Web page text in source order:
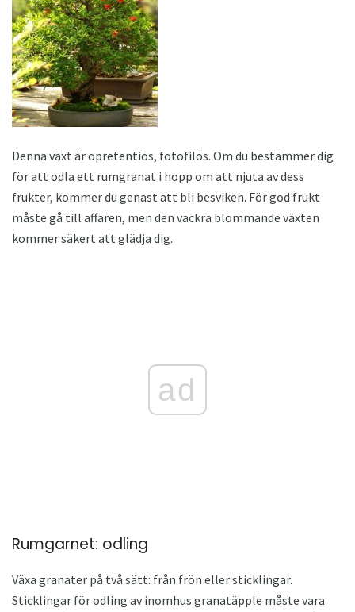
Denna växt är opretentiös, fotofilös. Om du bestämmer dig
för att odla ett rumgranat i hopp om att njuta av dess
frukter, kommer du genast att bli besviken. För god frukt
måste gå till affären, men den vackra blommande växten
kommer säkert att glädja dig.
ad
Rumgarnet: odling
Växa granater på två sätt: från frön eller sticklingar.
Sticklingar för odling av inomhus granatäpple måste vara